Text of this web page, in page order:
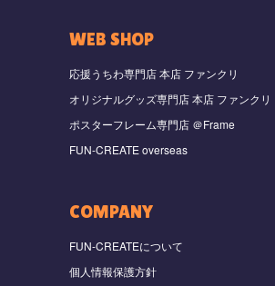
WEB SHOP
応援うちわ専門店 本店 ファンクリ
オリジナルグッズ専門店 本店 ファンクリ
ポスターフレーム専門店 ＠Frame
FUN-CREATE overseas
COMPANY
FUN-CREATEについて
個人情報保護方針